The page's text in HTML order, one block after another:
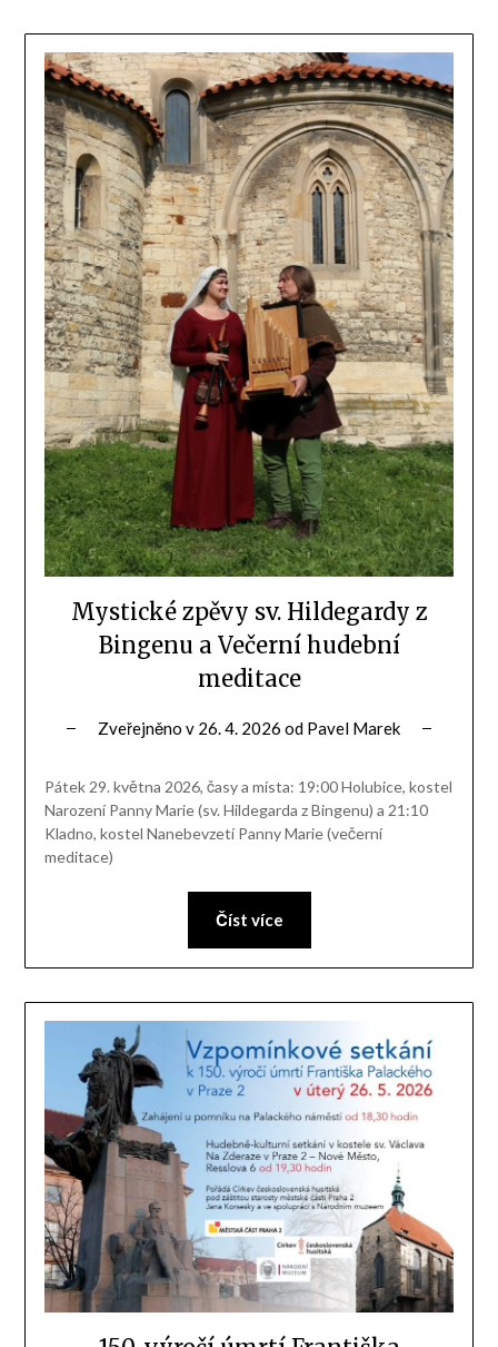
Mystické zpěvy sv. Hildegardy z
Bingenu a Večerní hudební
meditace
Zveřejněno v 26. 4. 2026 od Pavel Marek
Pátek 29. května 2026, časy a místa: 19:00 Holubice, kostel
Narození Panny Marie (sv. Hildegarda z Bingenu) a 21:10
Kladno, kostel Nanebevzetí Panny Marie (večerní
meditace)
Číst více